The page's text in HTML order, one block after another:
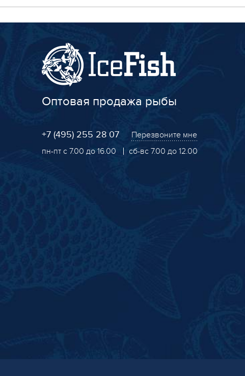
Оптовая продажа рыбы
+7 (495) 255 28 07
Перезвоните мне
пн-пт с 7.00 до 16.00
сб-вс 7.00 до 12.00